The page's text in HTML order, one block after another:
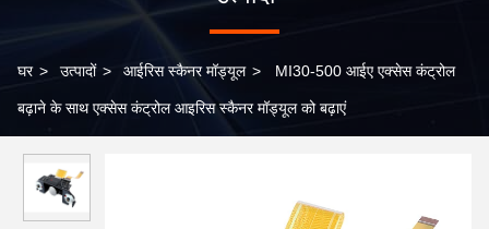
घर > उत्पादों > आईरिस स्कैनर मॉड्यूल > MI30-500 आईए एक्सेस कंट्रोल
बढ़ाने के साथ एक्सेस कंट्रोल आइरिस स्कैनर मॉड्यूल को बढ़ाएं